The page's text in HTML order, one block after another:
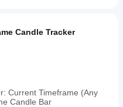
Candle Tracker
Current Timeframe (Any
Candle Bar